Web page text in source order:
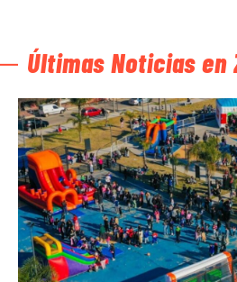
Últimas Noticias en